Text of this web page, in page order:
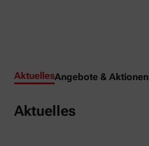
AktuellesAngebote & Aktionen
Aktuelles